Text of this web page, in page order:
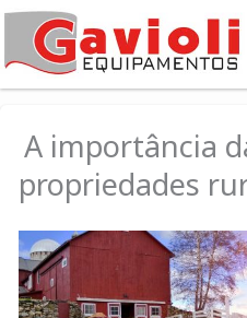
Ir
para
o
conteúdo
A importância
propriedades